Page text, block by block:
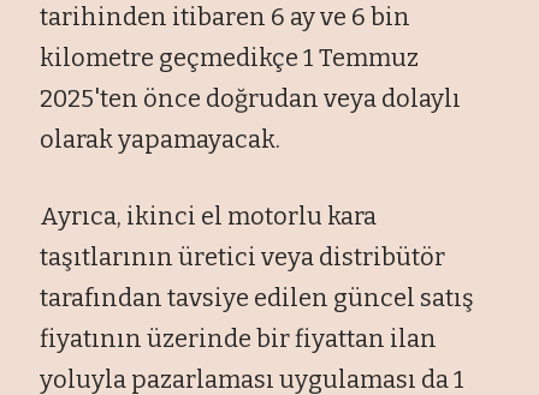
tarihinden itibaren 6 ay ve 6 bin
kilometre geçmedikçe 1 Temmuz
2025'ten önce doğrudan veya dolaylı
olarak yapamayacak.
Ayrıca, ikinci el motorlu kara
taşıtlarının üretici veya distribütör
tarafından tavsiye edilen güncel satış
fiyatının üzerinde bir fiyattan ilan
yoluyla pazarlaması uygulaması da 1